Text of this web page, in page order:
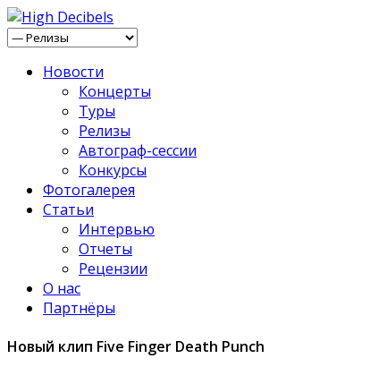
Новости
Концерты
Туры
Релизы
Автограф-сессии
Конкурсы
Фотогалерея
Статьи
Интервью
Отчеты
Рецензии
О нас
Партнёры
Новый клип Five Finger Death Punch